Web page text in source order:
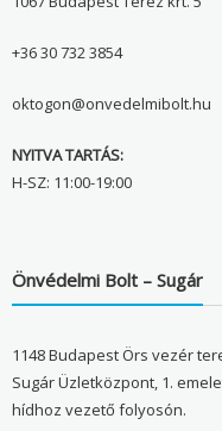
+36 30 732 3854
oktogon@onvedelmibolt.hu
NYITVA TARTÁS:
H-SZ: 11:00-19:00
Önvédelmi Bolt – Sugár
1148 Budapest Örs vezér
Sugár Üzletközpont, 1.
hídhoz vezető folyosón.